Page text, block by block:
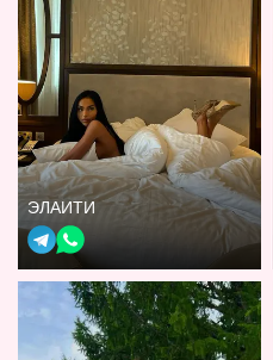
ЭЛАИТИ